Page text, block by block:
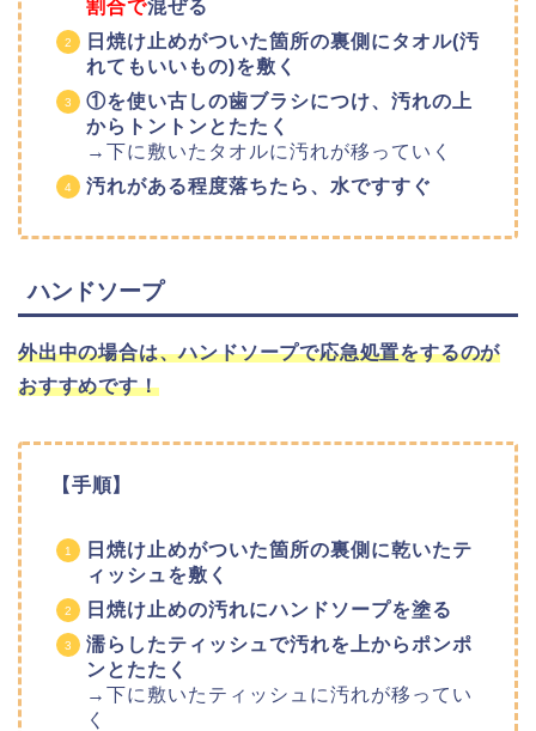
割合で混ぜる
日焼け止めがついた箇所の裏側にタオル(汚
れてもいいもの)を敷く
①を使い古しの歯ブラシにつけ、汚れの上
からトントンとたたく
→下に敷いたタオルに汚れが移っていく
汚れがある程度落ちたら、水ですすぐ
ハンドソープ
外出中の場合は、ハンドソープで応急処置をするのが
おすすめです！
【手順】
日焼け止めがついた箇所の裏側に乾いたテ
ィッシュを敷く
日焼け止めの汚れにハンドソープを塗る
濡らしたティッシュで汚れを上からポンポ
ンとたたく
→下に敷いたティッシュに汚れが移ってい
く